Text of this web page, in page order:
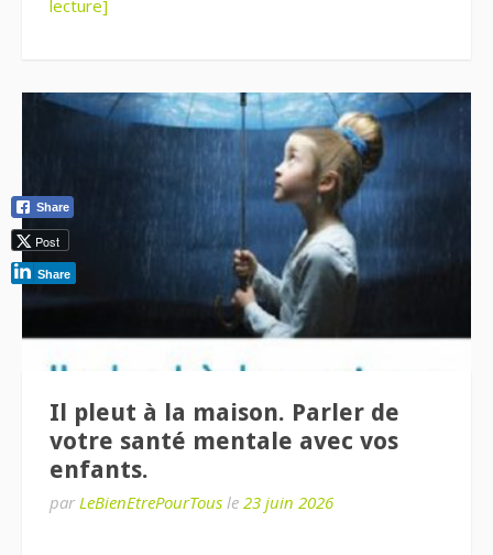
lecture]
Il pleut à la maison. Parler de
votre santé mentale avec vos
enfants.
par LeBienEtrePourTous le 23 juin 2026
Share
Post
Share